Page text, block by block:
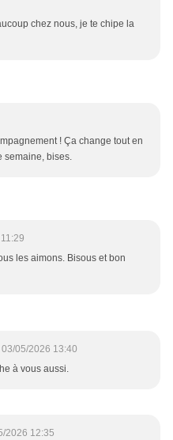
chez nous, je te chipe la
! Ça change tout en
semaine, bises.
les aimons. Bisous et bon
03/05/2026 13:40
à vous aussi.
2026 12:35